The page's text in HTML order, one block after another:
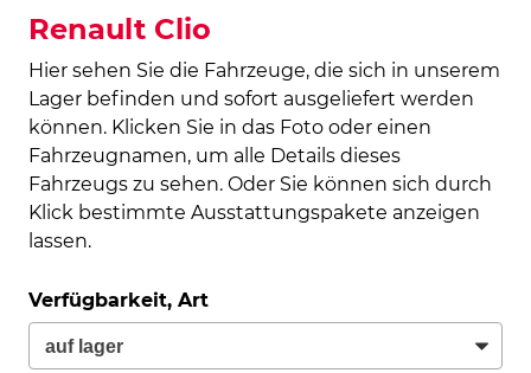
Renault Clio
Hier sehen Sie die Fahrzeuge, die sich in unserem
Lager befinden und sofort ausgeliefert werden
können. Klicken Sie in das Foto oder einen
Fahrzeugnamen, um alle Details dieses
Fahrzeugs zu sehen. Oder Sie können sich durch
Klick bestimmte Ausstattungspakete anzeigen
lassen.
Verfügbarkeit, Art